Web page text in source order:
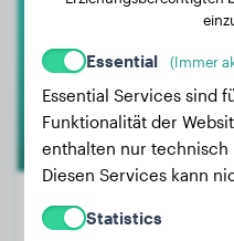
Essential (Immer
Essential Services sind
Funktionalität der
enthalten nur technisch
Diesen Services kann
Statistics